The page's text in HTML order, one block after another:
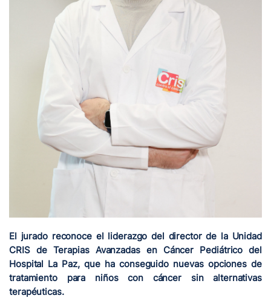
El jurado reconoce el liderazgo del director de la Unidad
CRIS de Terapias Avanzadas en Cáncer Pediátrico del
Hospital La Paz, que ha conseguido nuevas opciones de
tratamiento para niños con cáncer sin alternativas
terapéuticas.